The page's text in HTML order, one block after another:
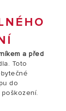
a před
Toto
do